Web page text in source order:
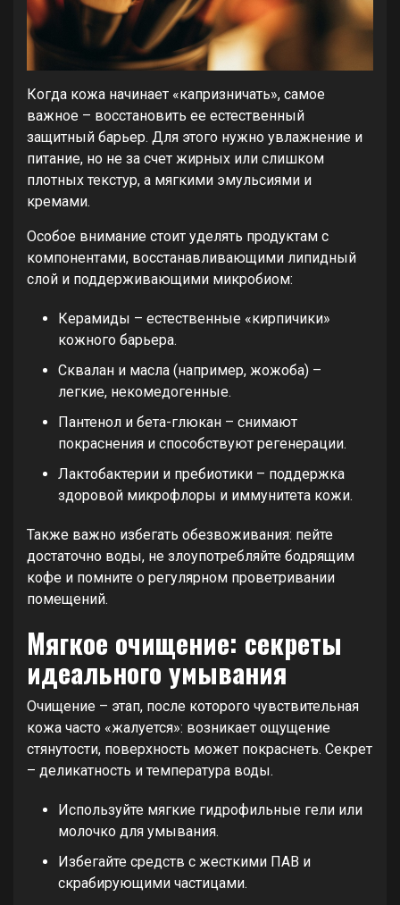
Когда кожа начинает «капризничать», самое
важное – восстановить ее естественный
защитный барьер. Для этого нужно увлажнение и
питание, но не за счет жирных или слишком
плотных текстур, а мягкими эмульсиями и
кремами.
Особое внимание стоит уделять продуктам с
компонентами, восстанавливающими липидный
слой и поддерживающими микробиом:
Керамиды – естественные «кирпичики»
кожного барьера.
Сквалан и масла (например, жожоба) –
легкие, некомедогенные.
Пантенол и бета-глюкан – снимают
покраснения и способствуют регенерации.
Лактобактерии и пребиотики – поддержка
здоровой микрофлоры и иммунитета кожи.
Также важно избегать обезвоживания: пейте
достаточно воды, не злоупотребляйте бодрящим
кофе и помните о регулярном проветривании
помещений.
Мягкое очищение: секреты
идеального умывания
Очищение – этап, после которого чувствительная
кожа часто «жалуется»: возникает ощущение
стянутости, поверхность может покраснеть. Секрет
– деликатность и температура воды.
Используйте мягкие гидрофильные гели или
молочко для умывания.
Избегайте средств с жесткими ПАВ и
скрабирующими частицами.